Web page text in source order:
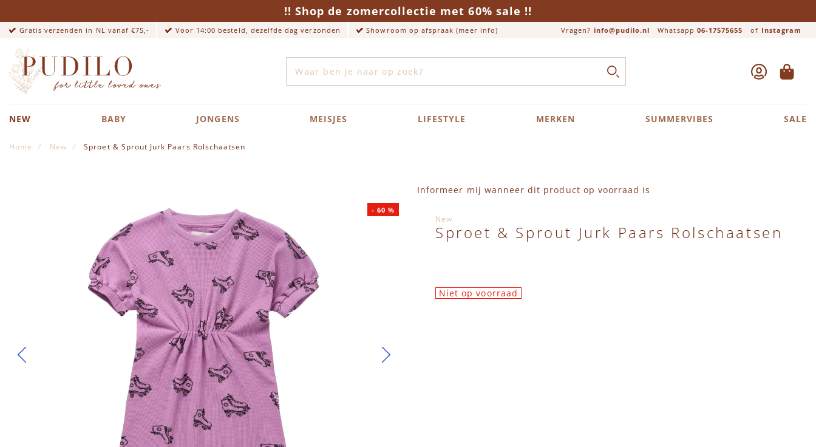
!! Shop de zomercollectie met 60% sale !!
Gratis verzenden in NL vanaf €75,- Voor 14:00 besteld, dezelfde dag verzonden Showroom op afspraak (meer info) Vragen? info@pudilo.nl Whatsapp 06-17575655 of Instagram
Close search
ZOEK ACCOUNT
NEW BABY JONGENS MEISJES LIFESTYLE MERKEN SUMMERVIBES SALE
Home New Sproet & Sprout Jurk Paars Rolschaatsen
Ga naar het einde van de afbeeldingen-gallerij - 60 %
Informeer mij wanneer dit product op voorraad is
New
Sproet & Sprout Jurk Paars Rolschaatsen
Niet op voorraad